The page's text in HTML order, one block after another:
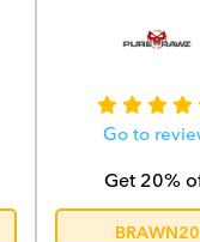
Go to
Get 20%
BRAWN20